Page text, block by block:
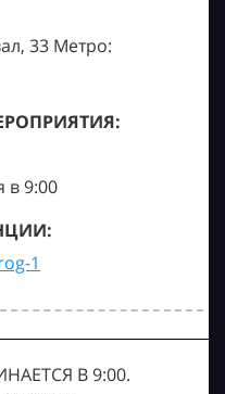
33 Метро:
в 9:00
1
В 9:00.